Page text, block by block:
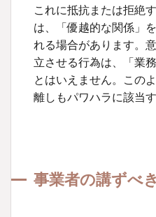
これに抵抗または拒絶
は、「優越的な関係」
れる場合があります。
立させる行為は、「業
とはいえません。この
離しもパワハラに該当
事業者の講ずべ